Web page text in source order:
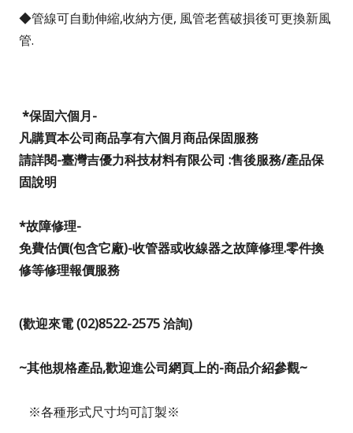
◆管線可自動伸縮,收納方便, 風管老舊破損後可更換新風
管.
*保固六個月-
凡購買本公司商品享有六個月商品保固服務
請詳閱-臺灣吉優力科技材料有限公司 :售後服務/產品保
固說明
*故障修理-
免費估價(包含它廠)-收管器或收線器之故障修理.零件換
修等修理報價服務
(歡迎來電 (02)8522-2575 洽詢)
~其他規格產品,歡迎進公司網頁上的-商品介紹參觀~
※各種形式尺寸均可訂製※